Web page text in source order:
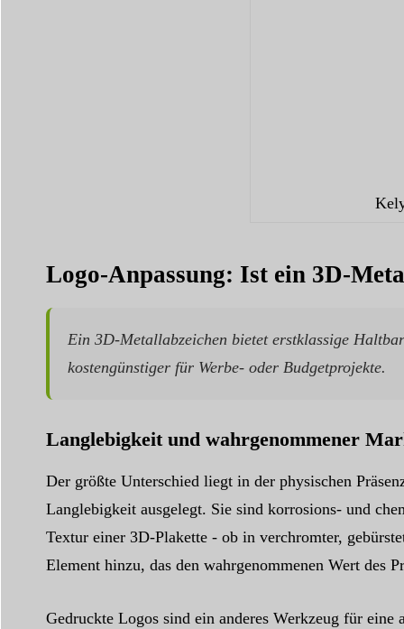
Logo-Anpassung: Ist ein 3D-
Ein 3D-Metallabzeichen bietet erstklassige
kostengünstiger für Werbe- oder Budgetprojekte.
Langlebigkeit und wahrgenommener
Der größte Unterschied liegt in der physischen
Langlebigkeit ausgelegt. Sie sind korrosions- und
Textur einer 3D-Plakette - ob in verchromter,
Element hinzu, das den wahrgenommenen Wert des
Gedruckte Logos sind ein anderes Werkzeug für